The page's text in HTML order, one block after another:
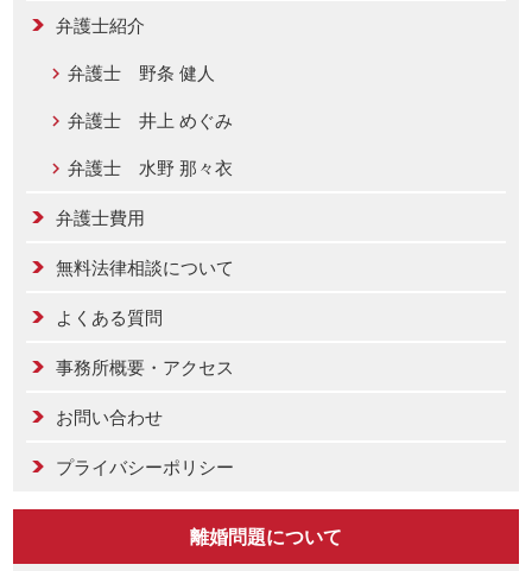
弁護士紹介
弁護士 野条 健人
弁護士 井上 めぐみ
弁護士 水野 那々衣
弁護士費用
無料法律相談について
よくある質問
事務所概要・アクセス
お問い合わせ
プライバシーポリシー
離婚問題について